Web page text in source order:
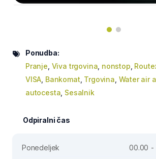
Ponudba:
Pranje Viva trgovina nonstop
VISA Bankomat Trgovina Water air
autocesta Sesalnik
Odpiralni čas
Ponedeljek
00.00 -